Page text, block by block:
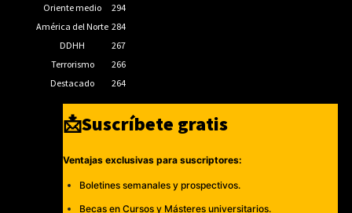
Oriente medio
294
América del Norte 284
DDHH
267
Terrorismo
266
Destacado
264
📩Suscríbete gratis
Ventajas exclusivas para suscriptores:
Boletines semanales y prospectivos.
Becas en Cursos y Másteres universitarios.